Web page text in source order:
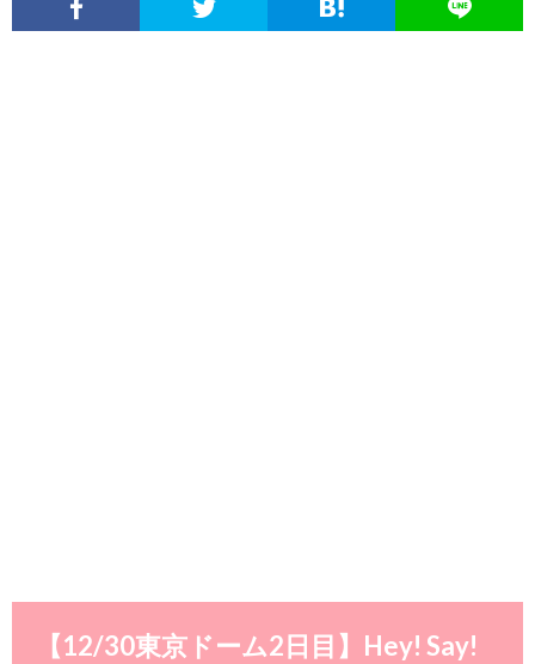
【12/30東京ドーム2日目】Hey! Say!